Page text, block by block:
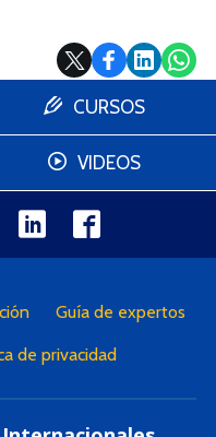
CURSOS
VIDEOS
Guía de expertos
de privacidad